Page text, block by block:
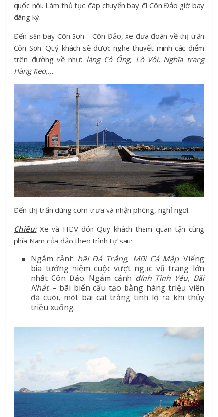
quốc nội. Làm thủ tục đáp chuyến bay đi Côn Đảo giờ bay
đăng ký.
Đến sân bay Côn Sơn – Côn Đảo, xe đưa đoàn về thị trấn
Côn Sơn. Quý khách sẽ được nghe thuyết minh các điểm
trên đường về như: làng Cỏ Ống, Lò Vôi, Nghĩa trang
Hàng Keo,…
Đến thị trấn dùng cơm trưa và nhận phòng, nghỉ ngơi.
Chiều:Xe và HDV đón Quý khách tham quan tận cùng
phía Nam của đảo theo trình tự sau:
Ngắm cảnh bãi Đá Trắng, Mũi Cá Mập. Viếng
bia tưởng niệm cuộc vượt ngục vũ trang lớn
nhất Côn Đảo. Ngắm cảnh đỉnh Tình Yêu, Bãi
Nhát– bãi biển cấu tạo bằng hàng triệu viên
đá cuội, một bãi cát trắng tinh lộ ra khi thủy
triều xuống.